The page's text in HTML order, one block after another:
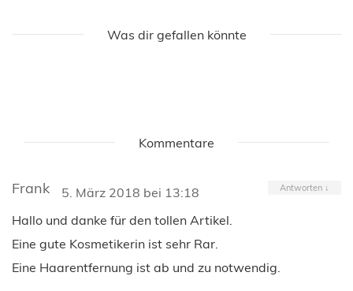
Was dir gefallen könnte
Kommentare
Frank 5. März 2018 bei 13:18 Antworten ↓
Hallo und danke für den tollen Artikel.
Eine gute Kosmetikerin ist sehr Rar.
Eine Haarentfernung ist ab und zu notwendig.